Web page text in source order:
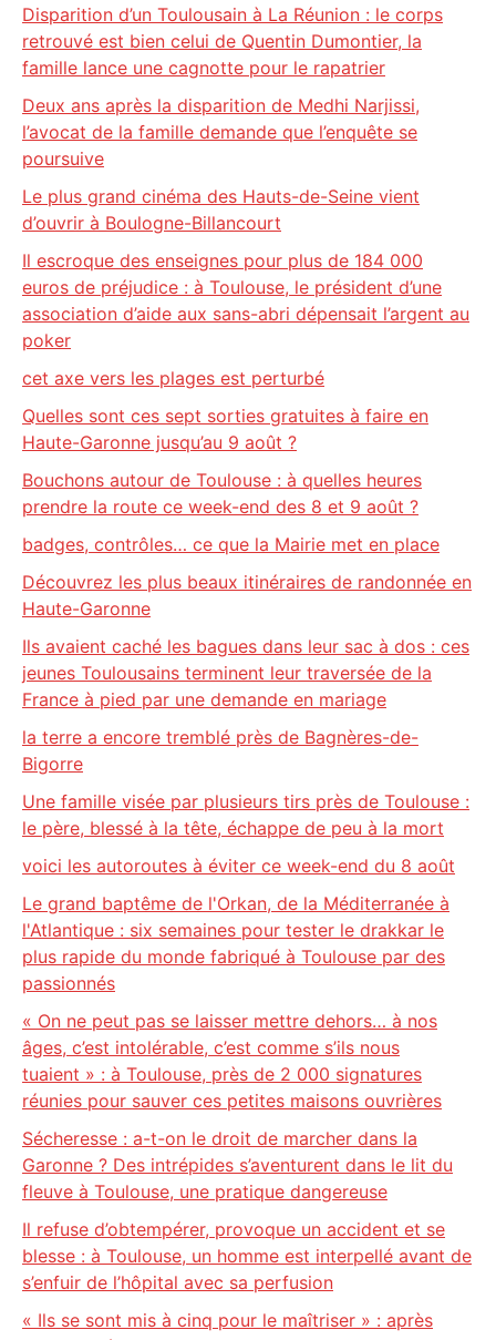
Disparition d’un Toulousain à La Réunion : le corps
retrouvé est bien celui de Quentin Dumontier, la
famille lance une cagnotte pour le rapatrier
Deux ans après la disparition de Medhi Narjissi,
l’avocat de la famille demande que l’enquête se
poursuive
Le plus grand cinéma des Hauts-de-Seine vient
d’ouvrir à Boulogne-Billancourt
Il escroque des enseignes pour plus de 184 000
euros de préjudice : à Toulouse, le président d’une
association d’aide aux sans-abri dépensait l’argent au
poker
cet axe vers les plages est perturbé
Quelles sont ces sept sorties gratuites à faire en
Haute-Garonne jusqu’au 9 août ?
Bouchons autour de Toulouse : à quelles heures
prendre la route ce week-end des 8 et 9 août ?
badges, contrôles… ce que la Mairie met en place
Découvrez les plus beaux itinéraires de randonnée en
Haute-Garonne
Ils avaient caché les bagues dans leur sac à dos : ces
jeunes Toulousains terminent leur traversée de la
France à pied par une demande en mariage
la terre a encore tremblé près de Bagnères-de-
Bigorre
Une famille visée par plusieurs tirs près de Toulouse :
le père, blessé à la tête, échappe de peu à la mort
voici les autoroutes à éviter ce week-end du 8 août
Le grand baptême de l'Orkan, de la Méditerranée à
l'Atlantique : six semaines pour tester le drakkar le
plus rapide du monde fabriqué à Toulouse par des
passionnés
« On ne peut pas se laisser mettre dehors… à nos
âges, c’est intolérable, c’est comme s’ils nous
tuaient » : à Toulouse, près de 2 000 signatures
réunies pour sauver ces petites maisons ouvrières
Sécheresse : a-t-on le droit de marcher dans la
Garonne ? Des intrépides s’aventurent dans le lit du
fleuve à Toulouse, une pratique dangereuse
Il refuse d’obtempérer, provoque un accident et se
blesse : à Toulouse, un homme est interpellé avant de
s’enfuir de l’hôpital avec sa perfusion
« Ils se sont mis à cinq pour le maîtriser » : après